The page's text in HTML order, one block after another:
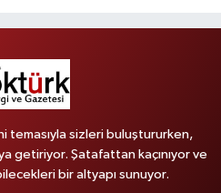
temasıyla sizleri buluştururken,
getiriyor. Şatafattan kaçınıyor ve
bir altyapı sunuyor.